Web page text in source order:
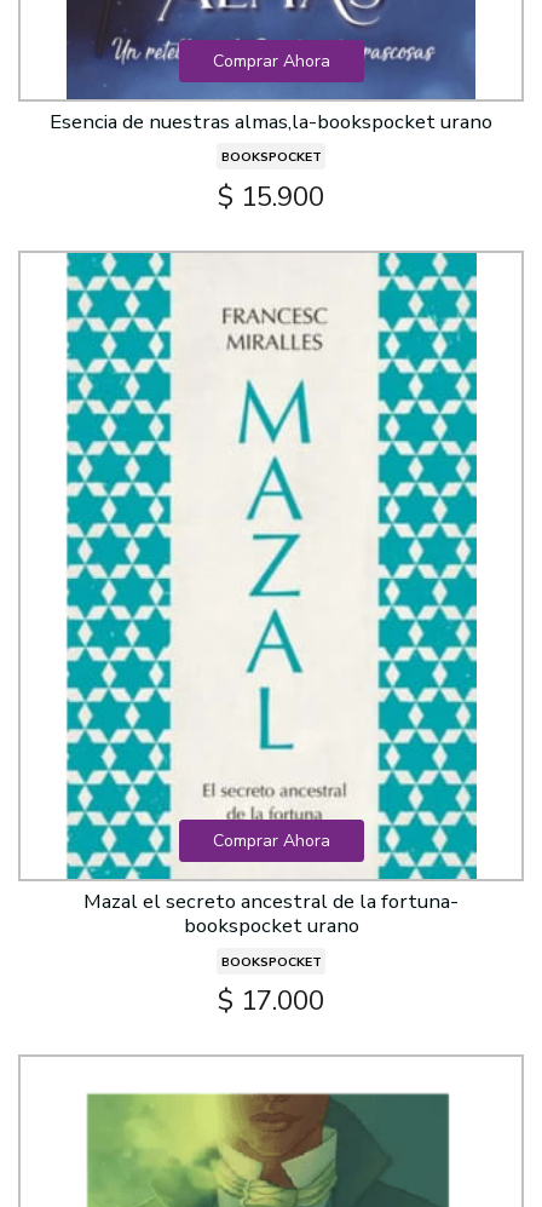
Comprar Ahora
Esencia de nuestras almas,la-bookspocket urano
BOOKSPOCKET
$ 15.900
Comprar Ahora
Mazal el secreto ancestral de la fortuna-
bookspocket urano
BOOKSPOCKET
$ 17.000